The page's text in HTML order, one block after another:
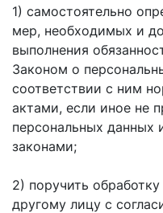
1) самостоятельно
мер, необходимых и
выполнения
Законом о
соответствии с ним
актами, если иное не
персональных данных
законами;
2) поручить
другому лицу с